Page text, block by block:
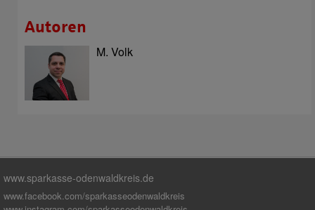
Autoren
M. Volk
www.sparkasse-odenwaldkreis.de
www.facebook.com/sparkasseodenwaldkreis